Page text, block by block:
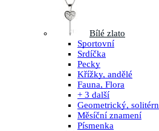
Bílé zlato
Sportovní
Srdíčka
Pecky
Křížky, andělé
Fauna, Flora
+ 3 další
Geometrický,
Měsíční znamení
Písmenka